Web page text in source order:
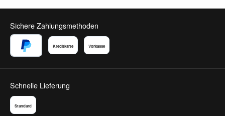
Sichere Zahlungsmethoden
Kreditkarte Vorkasse
Schnelle Lieferung
Standard